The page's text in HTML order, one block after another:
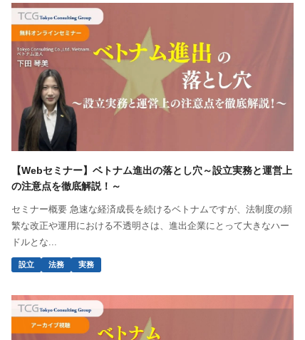
【Webセミナー】ベトナム進出の落とし穴～設立実務と運営上
の注意点を徹底解説！～
セミナー概要 急速な経済成長を続けるベトナムですが、法制度の頻
繁な改正や運用における不透明さは、進出企業にとって大きなハー
ドルとな...
設立 法務 実務